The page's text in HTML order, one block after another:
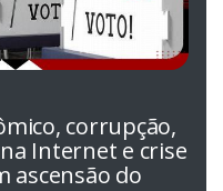
corrupção,
Internet e crise
ascensão do